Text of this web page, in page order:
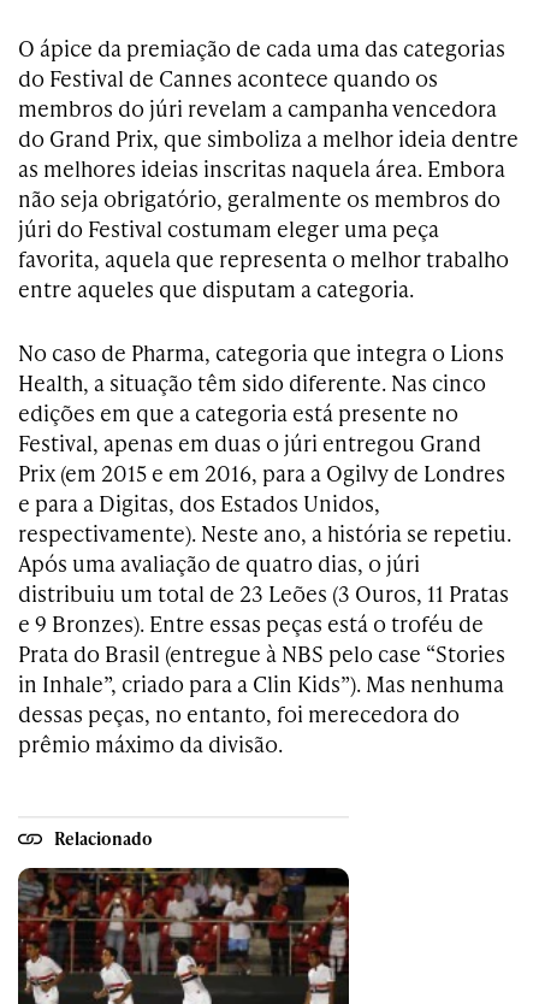
O ápice da premiação de cada uma das categorias
do Festival de Cannes acontece quando os
membros do júri revelam a campanha vencedora
do Grand Prix, que simboliza a melhor ideia dentre
as melhores ideias inscritas naquela área. Embora
não seja obrigatório, geralmente os membros do
júri do Festival costumam eleger uma peça
favorita, aquela que representa o melhor trabalho
entre aqueles que disputam a categoria.
No caso de Pharma, categoria que integra o Lions
Health, a situação têm sido diferente. Nas cinco
edições em que a categoria está presente no
Festival, apenas em duas o júri entregou Grand
Prix (em 2015 e em 2016, para a Ogilvy de Londres
e para a Digitas, dos Estados Unidos,
respectivamente). Neste ano, a história se repetiu.
Após uma avaliação de quatro dias, o júri
distribuiu um total de 23 Leões (3 Ouros, 11 Pratas
e 9 Bronzes). Entre essas peças está o troféu de
Prata do Brasil (entregue à NBS pelo case “Stories
in Inhale”, criado para a Clin Kids”). Mas nenhuma
dessas peças, no entanto, foi merecedora do
prêmio máximo da divisão.
Relacionado